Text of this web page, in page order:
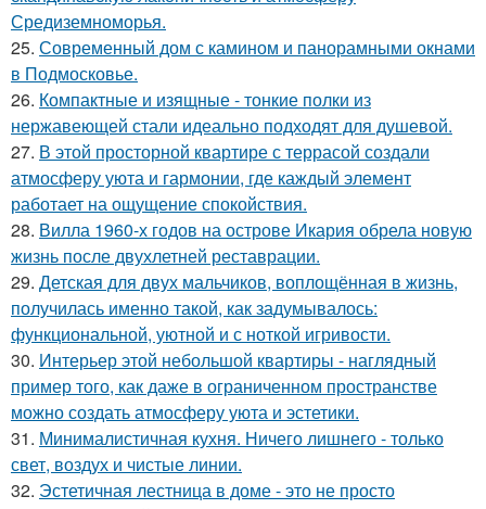
Средиземноморья.
25. Современный дом с камином и панорамными окнами
в Подмосковье.
26. Компактные и изящные - тонкие полки из
нержавеющей стали идеально подходят для душевой.
27. В этой просторной квартире с террасой создали
атмосферу уюта и гармонии, где каждый элемент
работает на ощущение спокойствия.
28. Вилла 1960-х годов на острове Икария обрела новую
жизнь после двухлетней реставрации.
29. Детская для двух мальчиков, воплощённая в жизнь,
получилась именно такой, как задумывалось:
функциональной, уютной и с ноткой игривости.
30. Интерьер этой небольшой квартиры - наглядный
пример того, как даже в ограниченном пространстве
можно создать атмосферу уюта и эстетики.
31. Минималистичная кухня. Ничего лишнего - только
свет, воздух и чистые линии.
32. Эстетичная лестница в доме - это не просто